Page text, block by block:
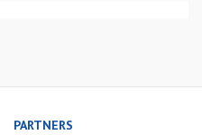
PARTNERS